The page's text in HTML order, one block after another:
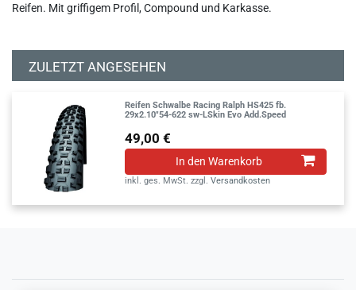
Reifen. Mit griffigem Profil, Compound und Karkasse.
ZULETZT ANGESEHEN
Reifen Schwalbe Racing Ralph HS425 fb.
29x2.10"54-622 sw-LSkin Evo Add.Speed
49,00 €
In den Warenkorb
inkl. ges. MwSt. zzgl.Versandkosten